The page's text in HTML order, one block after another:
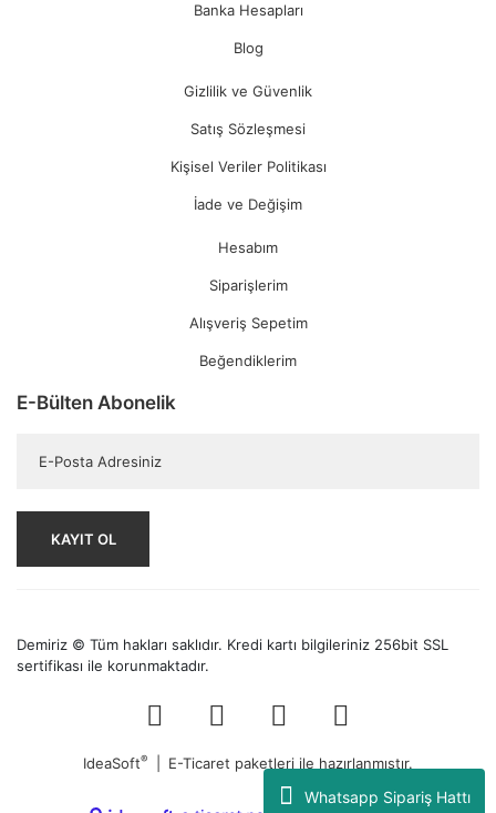
Whatsapp Sipariş Hattı
Banka Hesapları
Blog
Gizlilik ve Güvenlik
Satış Sözleşmesi
Kişisel Veriler Politikası
İade ve Değişim
Hesabım
Siparişlerim
Alışveriş Sepetim
Beğendiklerim
E-Bülten Abonelik
KAYIT OL
Demiriz © Tüm hakları saklıdır. Kredi kartı bilgileriniz 256bit SSL
sertifikası ile korunmaktadır.
IdeaSoft® E-Ticaret paketleri ile hazırlanmıştır.